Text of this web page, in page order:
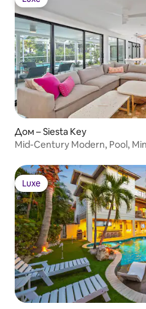
Luxe
Дом – Siesta Key
Mid-Century Modern, Pool,
Luxe
Luxe